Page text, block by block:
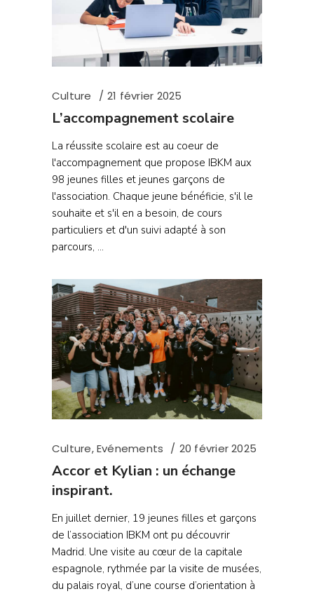
Culture 21 février 2025
L’accompagnement scolaire
La réussite scolaire est au coeur de
l'accompagnement que propose IBKM aux
98 jeunes filles et jeunes garçons de
l'association. Chaque jeune bénéficie, s'il le
souhaite et s'il en a besoin, de cours
particuliers et d'un suivi adapté à son
parcours,
Culture,Evénements 20 février 2025
Accor et Kylian : un échange
inspirant.
En juillet dernier, 19 jeunes filles et garçons
de l’association IBKM ont pu découvrir
Madrid. Une visite au cœur de la capitale
espagnole, rythmée par la visite de musées,
du palais royal, d’une course d’orientation à